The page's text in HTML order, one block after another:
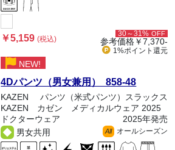
￥5,159(税込)
30～31% OFF
参考価格￥7,370-
1%ポイント 還元
NEW!
4Dパンツ（男女兼用） 858-48
KAZEN
パンツ（米式パンツ）スラックス
KAZEN カゼン メディカルウェア 2025
ドクターウェア
2025年発売
男女共用
All オールシーズン